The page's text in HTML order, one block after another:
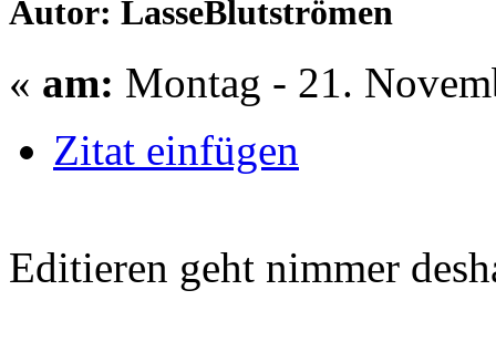
Autor: LasseBlutströmen
« am: Montag - 21.
Zitat einfügen
Editieren geht nimmer